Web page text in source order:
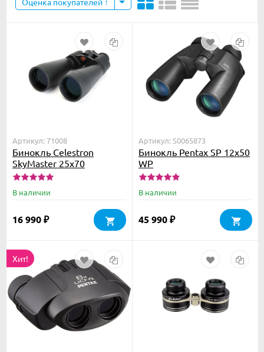
Артикул: 71008
Бинокль Celestron
SkyMaster 25x70
В наличии
16 990 ₽
Артикул: S0065873
Бинокль Pentax SP 12x50
WP
В наличии
45 990 ₽
Хит!